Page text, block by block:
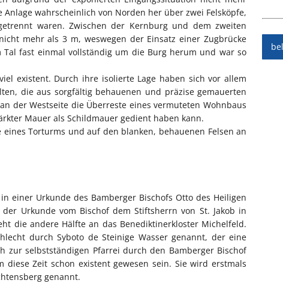
wahrscheinlich von Norden her über zwei Felsköpfe,
waren. Zwischen der Kernburg und dem zweiten
mehr als 3 m, weswegen der Einsatz einer Zugbrücke
fast einmal vollständig um die Burg herum und war so
existent. Durch ihre isolierte Lage haben sich vor allem
die aus sorgfältig behauenen und präzise gemauerten
der Westseite die Überreste eines vermuteten Wohnbaus
Mauer als Schildmauer gedient haben kann.
Torturms und auf den blanken, behauenen Felsen an
einer Urkunde des Bamberger Bischofs Otto des Heiligen
Urkunde vom Bischof dem Stiftsherrn von St. Jakob in
die andere Hälfte an das Benediktinerkloster Michelfeld.
durch Syboto de Steinige Wasser genannt, der eine
zur selbstständigen Pfarrei durch den Bamberger Bischof
Zeit schon existent gewesen sein. Sie wird erstmals
genannt.